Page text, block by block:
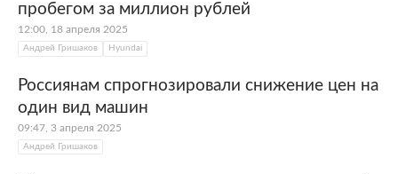
пробегом за миллион рублей
12:00, 18 апреля 2025
Андрей Гришаков Hyundai
Россиянам спрогнозировали снижение цен на
один вид машин
09:47, 3 апреля 2025
Андрей Гришаков